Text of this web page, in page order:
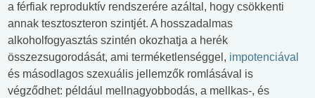
a férfiak reproduktív rendszerére azáltal, hogy csökkenti
annak tesztoszteron szintjét. A hosszadalmas
alkoholfogyasztás szintén okozhatja a herék
összezsugorodását, ami terméketlenséggel, impotenciával
és másodlagos szexuális jellemzők romlásával is
végződhet: például mellnagyobbodás, a mellkas-, és